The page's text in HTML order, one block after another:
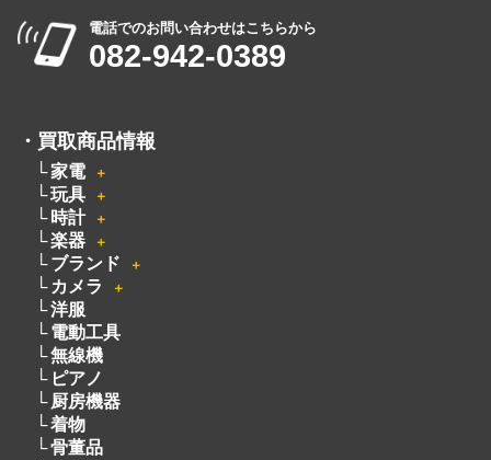
電話でのお問い合わせはこちらから
082-942-0389
・ 買取商品情報
家電 ＋
玩具 ＋
時計 ＋
楽器 ＋
ブランド ＋
カメラ ＋
洋服
電動工具
無線機
ピアノ
厨房機器
着物
骨董品